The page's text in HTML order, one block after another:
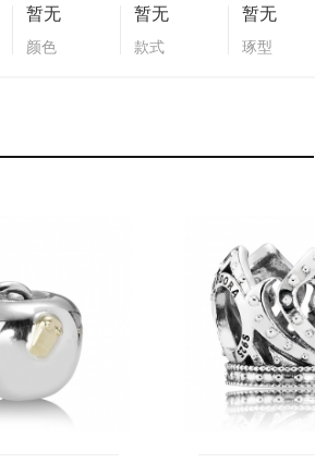
暂无
颜色
暂无
款式
暂无
琢型